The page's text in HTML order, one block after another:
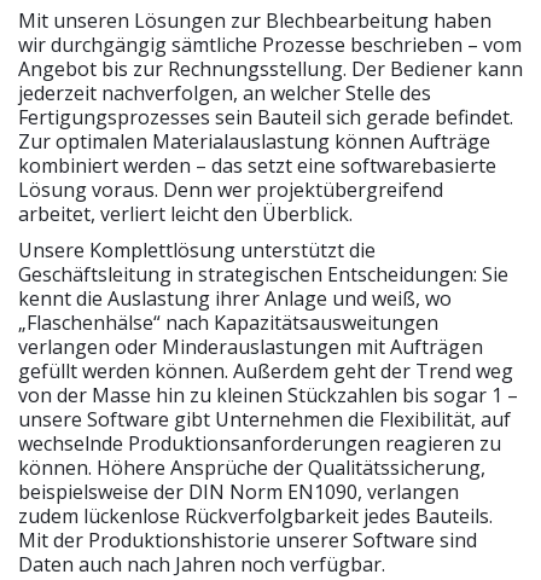
Mit unseren Lösungen zur Blechbearbeitung haben
wir durchgängig sämtliche Prozesse beschrieben – vom
Angebot bis zur Rechnungsstellung. Der Bediener kann
jederzeit nachverfolgen, an welcher Stelle des
Fertigungsprozesses sein Bauteil sich gerade befindet.
Zur optimalen Materialauslastung können Aufträge
kombiniert werden – das setzt eine softwarebasierte
Lösung voraus. Denn wer projektübergreifend
arbeitet, verliert leicht den Überblick.
Unsere Komplettlösung unterstützt die
Geschäftsleitung in strategischen Entscheidungen: Sie
kennt die Auslastung ihrer Anlage und weiß, wo
„Flaschenhälse“ nach Kapazitätsausweitungen
verlangen oder Minderauslastungen mit Aufträgen
gefüllt werden können. Außerdem geht der Trend weg
von der Masse hin zu kleinen Stückzahlen bis sogar 1 –
unsere Software gibt Unternehmen die Flexibilität, auf
wechselnde Produktionsanforderungen reagieren zu
können. Höhere Ansprüche der Qualitätssicherung,
beispielsweise der DIN Norm EN1090, verlangen
zudem lückenlose Rückverfolgbarkeit jedes Bauteils.
Mit der Produktionshistorie unserer Software sind
Daten auch nach Jahren noch verfügbar.